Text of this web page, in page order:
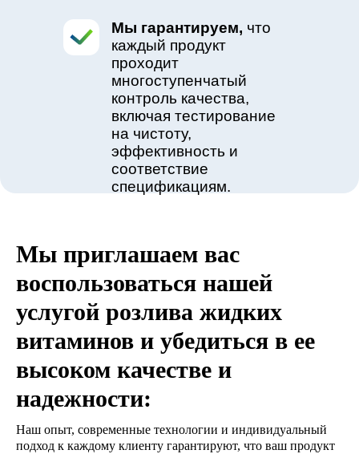
Мы гарантируем, что
каждый продукт
проходит
многоступенчатый
контроль качества,
включая тестирование
на чистоту,
эффективность и
соответствие
спецификациям.
Мы приглашаем вас
воспользоваться нашей
услугой розлива жидких
витаминов и убедиться в ее
высоком качестве и
надежности:
Наш опыт, современные технологии и индивидуальный
подход к каждому клиенту гарантируют, что ваш продукт